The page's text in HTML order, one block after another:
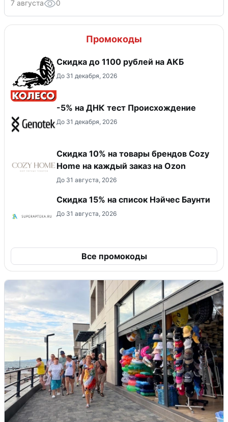
7 августа 0
Промокоды
Скидка до 1100 рублей на АКБ
До 31 декабря, 2026
-5% на ДНК тест Происхождение
До 31 декабря, 2026
Скидка 10% на товары брендов Cozy
Home на каждый заказ на Оzon
До 31 августа, 2026
Скидка 15% на список Нэйчес Баунти
До 31 августа, 2026
Все промокоды